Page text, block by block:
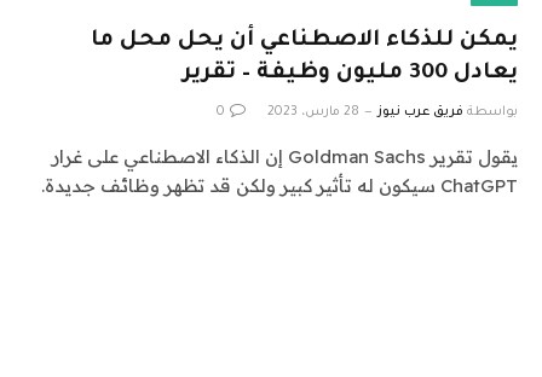
يمكن للذكاء الاصطناعي أن يحل محل ما
يعادل 300 مليون وظيفة – تقرير
بواسطة فريق عرب نيوز 28 مارس، 2023 0
يقول تقرير Goldman Sachs إن الذكاء الاصطناعي على غرار
ChatGPT سيكون له تأثير كبير ولكن قد تظهر وظائف جديدة.